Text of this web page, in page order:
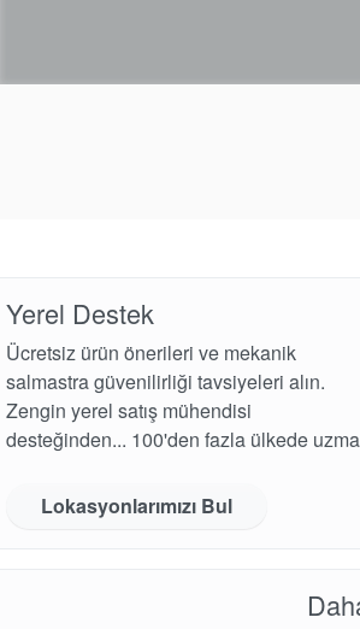
Yerel Destek
Ücretsiz ürün önerileri ve mekanik
salmastra güvenilirliği tavsiyeleri alın.
Zengin yerel satış mühendisi
desteğinden... 100'den fazla ülkede
Lokasyonlarımızı Bul